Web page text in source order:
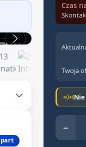
1 / 13
Czas
Twoja
Nie
−